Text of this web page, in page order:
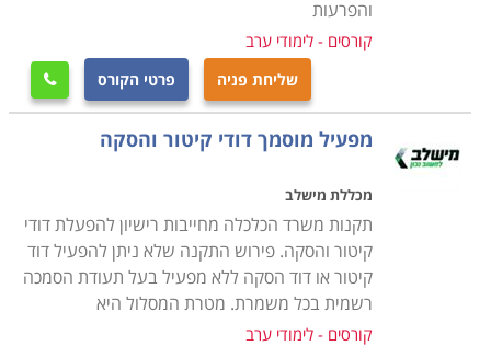
למי מיועד הקורס
הקורס מיועד לכל אדם המבקש לעסוק בתחום מעניין מאוד
המספק אתגר וסיפוק רב. עוד הוא מיועד לאנשים האוהבים
לעבוד עם הידיים, לתקן דברים ולהפעיל רמה גבוהה של
יצירתיות. אחזקה היא מקצוע המגלם בתוכו מגוון תחומים
ומקצועות, תוך שימוש בשיטות עבודה מגוונות. לכן, קורס
ניהול אחזקה מקנה ידע בסיסי במגוון תחומים כדוגמת
אינסטלציה, נגרות, מסגרות, מנעולנות, חשמל וכדומה.
במסגרת הקורס למעשה תלמדו כיצד להעניק אחזקה
שוטפת בתחומים אלו וכן באילו אנשי מקצוע יש להסתייע
במקרה הצורך.חשוב לזכור כי עולם האחזקה הוא מגוון מאוד
והפרעות
קורסים - לימודי ערב
שליחת פניה פרטי הקורס 
מפעיל מוסמך דודי קיטור והסקה
מכללת מישלב
תקנות משרד הכלכלה מחייבות רישיון להפעלת דודי
קיטור והסקה. פירוש התקנה שלא ניתן להפעיל דוד
קיטור או דוד הסקה ללא מפעיל בעל תעודת הסמכה
רשמית בכל משמרת. מטרת המסלול היא
קורסים - לימודי ערב